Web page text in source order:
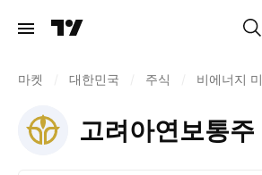
마켓 대한민국 주식 비에너지
고려아연보통주